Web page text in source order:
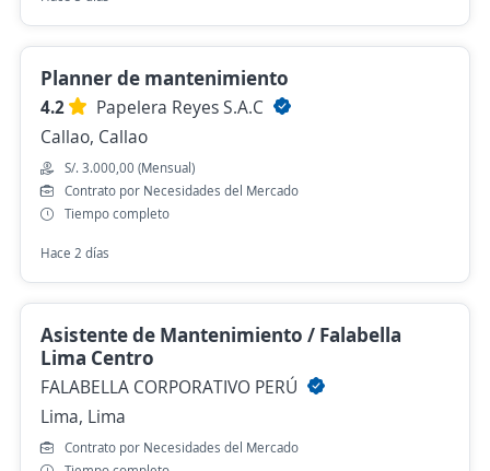
Planner de mantenimiento
4.2
Papelera Reyes S.A.C
Callao, Callao
S/. 3.000,00 (Mensual)
Contrato por Necesidades del Mercado
Tiempo completo
Hace 2 días
Asistente de Mantenimiento / Falabella
Lima Centro
FALABELLA CORPORATIVO PERÚ
Lima, Lima
Contrato por Necesidades del Mercado